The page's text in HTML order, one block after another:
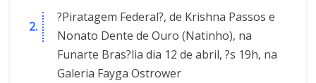
?Piratagem Federal?, de Krishna Passos e
Nonato Dente de Ouro (Natinho), na
Funarte Bras?lia dia 12 de abril, ?s 19h, na
Galeria Fayga Ostrower